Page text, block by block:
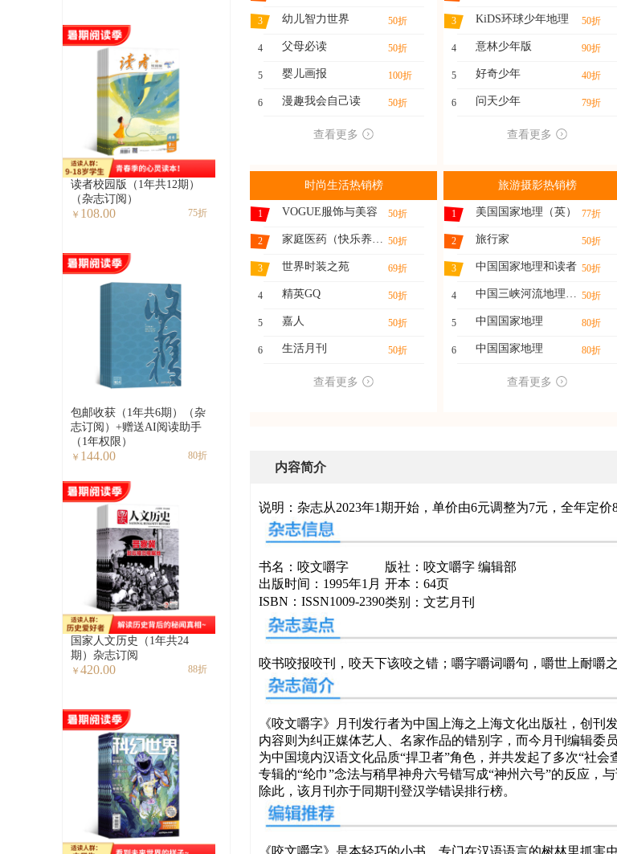
读者校园版（1年共12期）
（杂志订阅）
￥ 108.00 75折
包邮收获（1年共6期）（杂
志订阅）+赠送AI阅读助手
（1年权限）
￥ 144.00 80折
国家人文历史（1年共24
期）杂志订阅
￥ 420.00 88折
3 幼儿智力世界 50折
4 父母必读 50折
5 婴儿画报 100折
6 漫趣我会自己读 50折
查看更多
3 KiDS环球少年地理 50折
4 意林少年版 90折
5 好奇少年 40折
6 问天少年 79折
查看更多
时尚生活热销榜
1 VOGUE服饰与美容 50折
2 50折
3 世界时装之苑 69折
4 精英GQ 50折
5 嘉人 50折
6 生活月刊 50折
查看更多
旅游摄影热销榜
1 美国国家地理（英） 77折
2 旅行家 50折
3 中国国家地理和读者 50折
4 50折
5 中国国家地理 80折
6 中国国家地理 80折
查看更多
内容简介
说明：杂志从2023年1期开始，单价由6元调整为7元，全年定价
书名：咬文嚼字
版社：咬文嚼字 编辑部
出版时间：1995年1月 开本：64页
ISBN：ISSN1009-2390类别：文艺月刊
咬书咬报咬刊，咬天下该咬之错；嚼字嚼词嚼句，嚼世上耐嚼之
《咬文嚼字》月刊发行者为中国上海之上海文化出版社，创刊
内容则为纠正媒体艺人、名家作品的错别字，而今月刊编辑委
为中国境内汉语文化品质“捍卫者”角色，并共发起了多次“社
专辑的“纶巾”念法与稍早神舟六号错写成“神州六号”的反应，与
除此，该月刊亦于同期刊登汉学错误排行榜。
《咬文嚼字》是本轻巧的小书，专门在汉语语言的树林里抓害